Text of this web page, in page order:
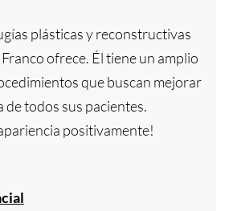
plásticas y reconstructivas
ofrece. Él tiene un amplio
que buscan mejorar
de todos sus pacientes.
positivamente!